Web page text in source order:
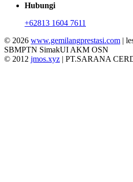
Hubungi
+62813 1604 7611
© 2026 www.gemilangprestasi.com |
SBMPTN SimakUI AKM OSN
© 2012 jmos.xyz | PT.SARANA